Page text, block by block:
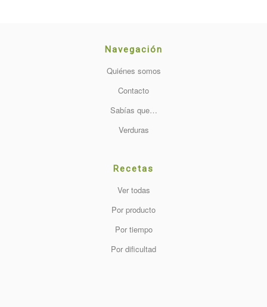
Navegación
Quiénes somos
Contacto
Sabías que…
Verduras
Recetas
Ver todas
Por producto
Por tiempo
Por dificultad